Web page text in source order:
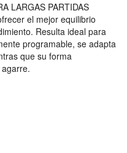
LARGAS PARTIDAS
el mejor equilibrio
Resulta ideal para
programable, se adapta
que su forma